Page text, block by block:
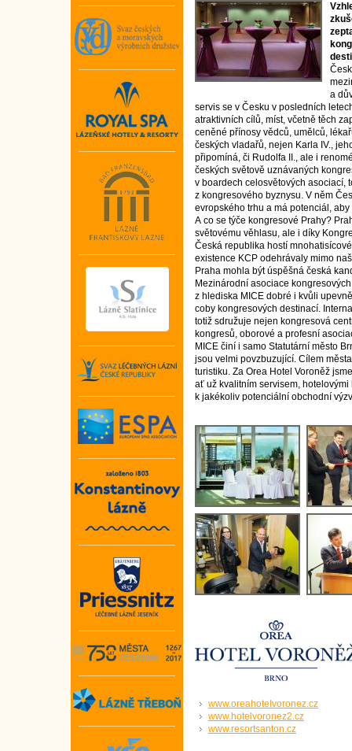
a
servis se v Česku v posledních
atraktivních cílů, míst, včetně těch
ceněné přínosy vědců, umělců,
českých vladařů, nejen Karla IV.,
připomíná, či Rudolfa II., ale i
českých světově uznávaných
v boardech celosvětových asociací,
z kongresového byznysu. V něm
evropského trhu a má potenciál, aby
A co se týče kongresové Prahy?
světovému věhlasu, ale i díky
Česká republika hostí
existence KCP odehrávaly mimo
Praha mohla být úspěšná česká
Mezinárodní asociace
z hlediska MICE dobré i kvůli
coby kongresových destinací.
totiž sdružuje nejen kongresová
kongresů, oborové a profesní
MICE činí i samo Statutární město
jsou velmi povzbuzující. Cílem
turistiku. Za Orea Hotel Voroněž
ať už kvalitním servisem,
k jakékoliv potenciální obchodní
www.oreahotelvoronez.cz
www.hotelvoronez2.cz
www.resortsanton.cz